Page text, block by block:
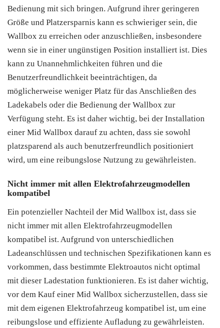
Bedienung mit sich bringen. Aufgrund ihrer geringeren
Größe und Platzersparnis kann es schwieriger sein, die
Wallbox zu erreichen oder anzuschließen, insbesondere
wenn sie in einer ungünstigen Position installiert ist. Dies
kann zu Unannehmlichkeiten führen und die
Benutzerfreundlichkeit beeinträchtigen, da
möglicherweise weniger Platz für das Anschließen des
Ladekabels oder die Bedienung der Wallbox zur
Verfügung steht. Es ist daher wichtig, bei der Installation
einer Mid Wallbox darauf zu achten, dass sie sowohl
platzsparend als auch benutzerfreundlich positioniert
wird, um eine reibungslose Nutzung zu gewährleisten.
Nicht immer mit allen Elektrofahrzeugmodellen
kompatibel
Ein potenzieller Nachteil der Mid Wallbox ist, dass sie
nicht immer mit allen Elektrofahrzeugmodellen
kompatibel ist. Aufgrund von unterschiedlichen
Ladeanschlüssen und technischen Spezifikationen kann es
vorkommen, dass bestimmte Elektroautos nicht optimal
mit dieser Ladestation funktionieren. Es ist daher wichtig,
vor dem Kauf einer Mid Wallbox sicherzustellen, dass sie
mit dem eigenen Elektrofahrzeug kompatibel ist, um eine
reibungslose und effiziente Aufladung zu gewährleisten.